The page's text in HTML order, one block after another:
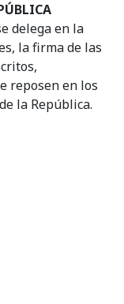
delega en la
la firma de las
reposen en los
la República.